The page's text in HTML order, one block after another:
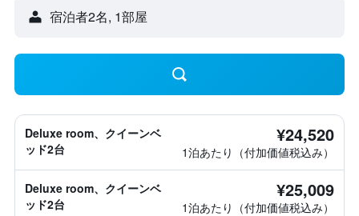
宿泊者2名, 1​部屋
Deluxe room、クイーンベ
ッド2台
¥24,520
1泊あたり（付加価値税込み）
Deluxe room、クイーンベ
ッド2台
¥25,009
1泊あたり（付加価値税込み）